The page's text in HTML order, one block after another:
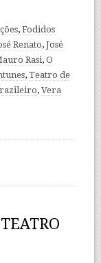
, Fodidos
Renato, José
Rasi, O
, Teatro de
, Vera